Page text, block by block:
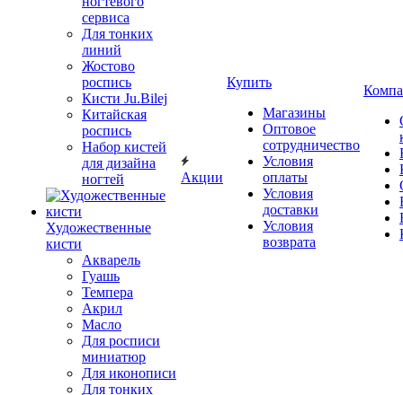
сервиса
Для тонких
линий
Жостово
роспись
Кисти Ju.Bilej
Китайская
роспись
Набор кистей
для дизайна
ногтей
Художественные
кисти
Акварель
Гуашь
Темпера
Акрил
Масло
Для росписи
миниатюр
Для иконописи
Для тонких
Акции
Купить
Магазины
Оптовое
сотрудничество
Условия
оплаты
Условия
доставки
Условия
возврата